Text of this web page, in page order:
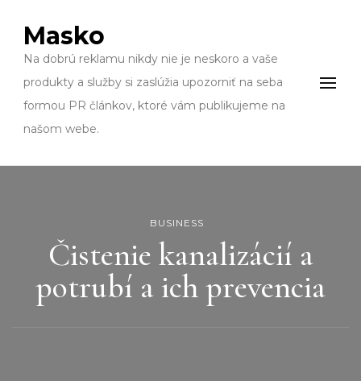
Masko
Na dobrú reklamu nikdy nie je neskoro a vaše
produkty a služby si zaslúžia upozorniť na seba
formou PR článkov, ktoré vám publikujeme na
našom webe.
BUSINESS
Čistenie kanalizácií a
potrubí a ich prevencia